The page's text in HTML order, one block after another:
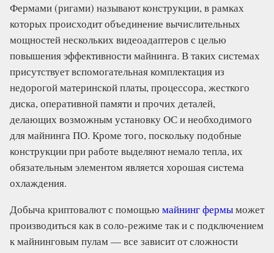
Фермами (ригами) называют конструкции, в рамках
которых происходит объединение вычислительных
мощностей нескольких видеоадаптеров с целью
повышения эффективности майнинга. В таких системах
присутствует вспомогательная комплектация из
недорогой материнской платы, процессора, жесткого
диска, оперативной памяти и прочих деталей,
делающих возможным установку ОС и необходимого
для майнинга ПО. Кроме того, поскольку подобные
конструкции при работе выделяют немало тепла, их
обязательным элементом является хорошая система
охлаждения.
Добыча криптовалют с помощью майнинг фермыможет
производиться как в соло-режиме так и с подключением
к майнинговым пулам — все зависит от сложности